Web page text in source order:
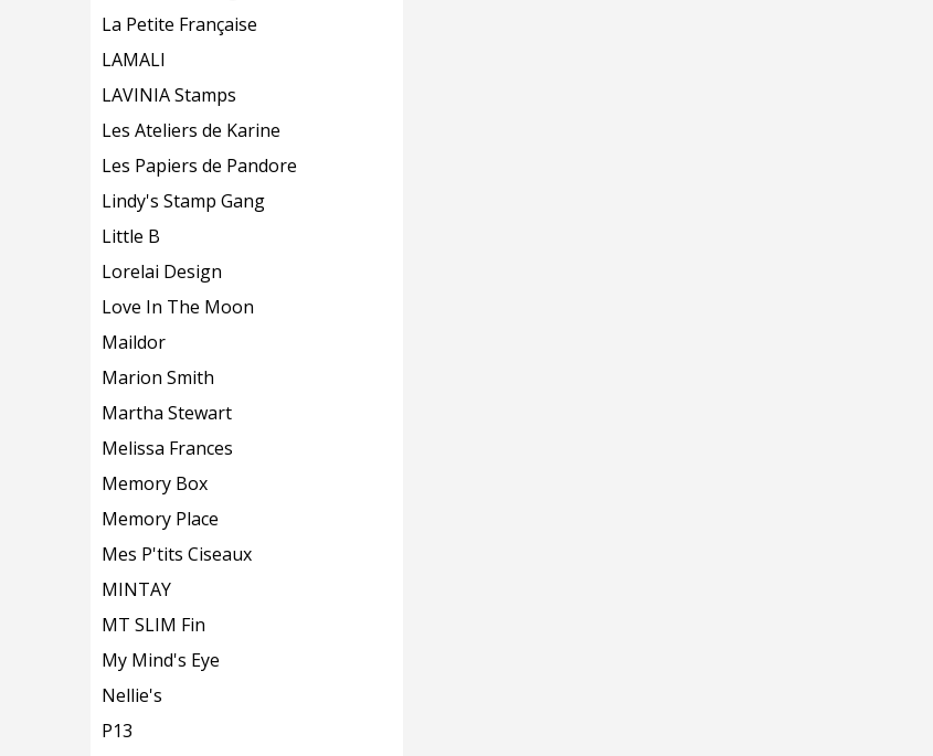
La Petite Française
LAMALI
LAVINIA Stamps
Les Ateliers de Karine
Les Papiers de Pandore
Lindy's Stamp Gang
Little B
Lorelai Design
Love In The Moon
Maildor
Marion Smith
Martha Stewart
Melissa Frances
Memory Box
Memory Place
Mes P'tits Ciseaux
MINTAY
MT SLIM Fin
My Mind's Eye
Nellie's
P13